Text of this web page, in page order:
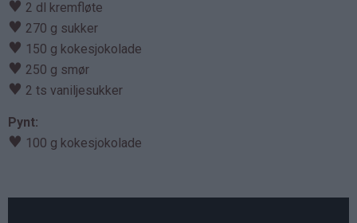
♥ 2 dl kremfløte
♥ 270 g sukker
♥ 150 g kokesjokolade
♥ 250 g smør
♥ 2 ts vaniljesukker
Pynt:
♥ 100 g kokesjokolade